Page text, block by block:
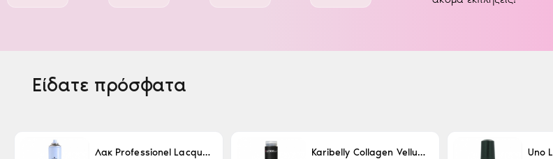
Είδατε πρόσφατα
Λακ Professionel Lacque Super Strong 500ml Karibelly Collagen Velluto Nero Leaving 250ml